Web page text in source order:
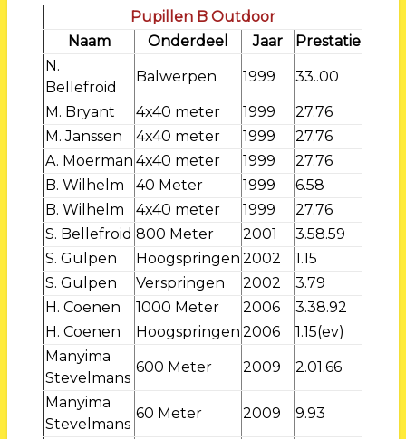
Pupillen B Outdoor
Naam
Onderdeel Jaar
Prestatie
N.
Bellefroid
Balwerpen 1999 33..00
M. Bryant 4x40 meter 1999
27.76
M. Janssen
4x40 meter 1999
27.76
A. Moerman 4x40 meter 1999
27.76
B. Wilhelm
40 Meter 1999
6.58
B. Wilhelm
4x40 meter 1999
27.76
S. Bellefroid 800 Meter 2001
3.58.59
S. Gulpen
Hoogspringen 2002
1.15
S. Gulpen
Verspringen 2002
3.79
H. Coenen
1000 Meter 2006
3.38.92
H. Coenen
Hoogspringen 2006
1.15(ev)
Manyima
Stevelmans
600 Meter 2009 2.01.66
Manyima
Stevelmans
60 Meter 2009 9.93